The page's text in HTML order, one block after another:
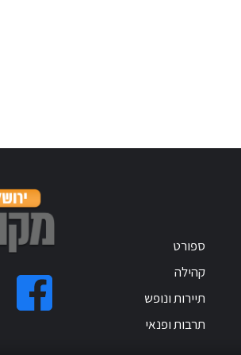
ספורט
קהילה
תיירות ונופש
תרבות ופנאי